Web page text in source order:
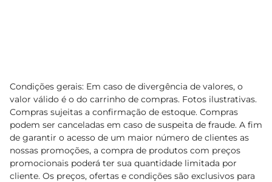
Condições gerais: Em caso de divergência de valores, o
valor válido é o do carrinho de compras. Fotos ilustrativas.
Compras sujeitas a confirmação de estoque. Compras
podem ser canceladas em caso de suspeita de fraude. A fim
de garantir o acesso de um maior número de clientes as
nossas promoções, a compra de produtos com preços
promocionais poderá ter sua quantidade limitada por
cliente. Os preços, ofertas e condições são exclusivos para